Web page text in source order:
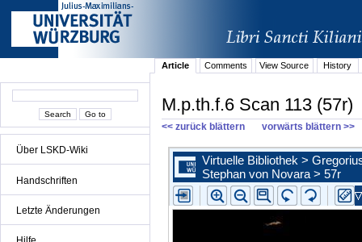
Über LSKD-Wiki
Handschriften
Letzte Änderungen
Article Comments View Source History
M.p.th.f.6 Scan 113 (57r)
<< zurück blättern vorwärts blättern >>